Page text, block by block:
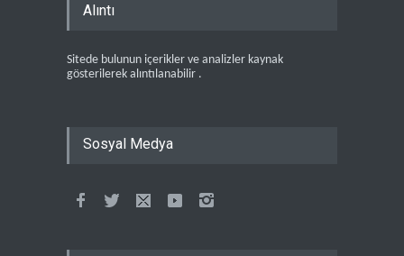
Alıntı
Sitede bulunun içerikler ve analizler kaynak
gösterilerek alıntılanabilir .
Sosyal Medya